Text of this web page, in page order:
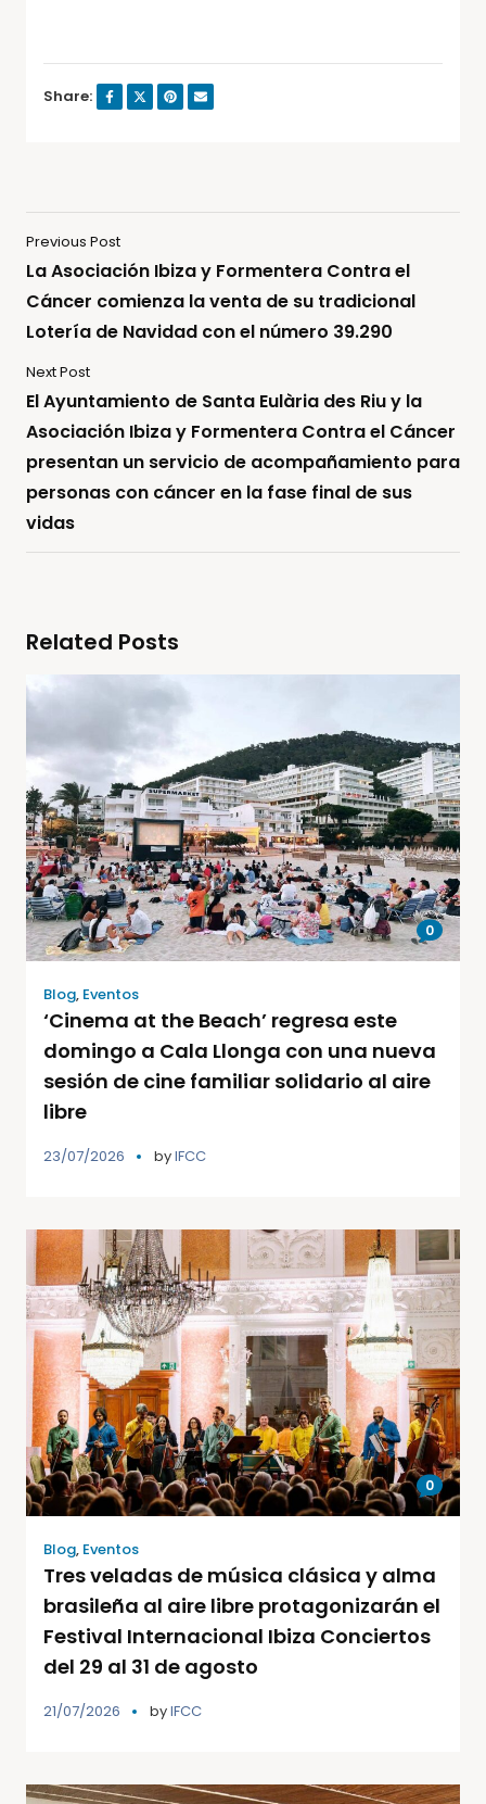
Share:
Previous Post
La Asociación Ibiza y Formentera Contra el
Cáncer comienza la venta de su tradicional
Lotería de Navidad con el número 39.290
Next Post
El Ayuntamiento de Santa Eulària des Riu y la
Asociación Ibiza y Formentera Contra el Cáncer
presentan un servicio de acompañamiento para
personas con cáncer en la fase final de sus
vidas
Related Posts
0
Blog, Eventos
‘Cinema at the Beach’ regresa este
domingo a Cala Llonga con una nueva
sesión de cine familiar solidario al aire
libre
23/07/2026 byIFCC
0
Blog, Eventos
Tres veladas de música clásica y alma
brasileña al aire libre protagonizarán el
Festival Internacional Ibiza Conciertos
del 29 al 31 de agosto
21/07/2026 byIFCC